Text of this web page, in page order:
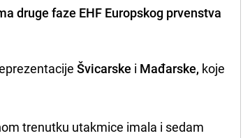
druge faze EHF Europskog prvenstva
Švicarske i Mađarske, koje
trenutku utakmice imala i sedam